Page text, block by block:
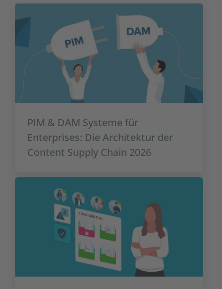
PIM & DAM Systeme für
Enterprises: Die Architektur der
Content Supply Chain 2026